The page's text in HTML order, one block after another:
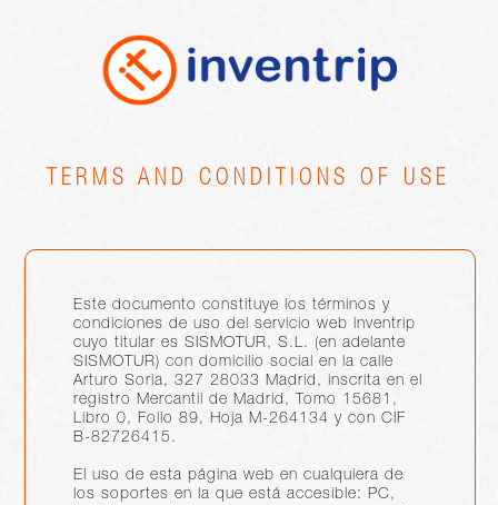
TERMS AND CONDITIONS OF USE
Este documento constituye los términos y
condiciones de uso del servicio web inventrip
cuyo titular es SISMOTUR, S.L. (en adelante
SISMOTUR) con domicilio social en la calle
Arturo Soria, 327 28033 Madrid, inscrita en el
registro Mercantil de Madrid, Tomo 15681,
Libro 0, Folio 89, Hoja M-264134 y con CIF
B-82726415.
El uso de esta página web en cualquiera de
los soportes en la que está accesible: PC,